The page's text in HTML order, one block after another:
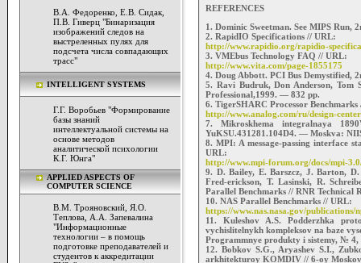
В.А. Федоренко, Е.В. Сидак,
П.В. Гиверц "Бинаризация
изображений следов на
выстреленных пулях для
подсчета числа совпадающих
трасс"
INTELLIGENT SYSTEMS
Г.Г. Воробьев "Формирование
базы знаний
интеллектуальной системы на
основе методов
аналитической психологии
К.Г. Юнга"
APPLIED ASPECTS OF
COMPUTER SCIENCE
В.М. Трояновский, Я.О.
Теплова, А.А. Запевалина
"Информационные
технологии – в помощь
подготовке преподавателей и
студентов к аккредитации
REFERENCES
1. Dominic Sweetman. See MIPS
2. RapidIO Specifications // URL:
http://www.rapidio.org/rapidio-
3. VMEbus Technology FAQ // URL:
http://www.vita.com/page-1855175
4. Doug Abbott. PCI Bus Demystified,
5. Ravi Budruk, Don Anderson, Tom
Professional,1999. — 832 pp.
6. TigerSHARC Processor
http://www.analog.com/ru/design-
7. Mikroskhema integralnaya
YuKSU.431281.104D4. — Moskva:
8. MPI: A message-passing interface
URL:
http://www.mpi-forum.org/docs/mpi-
9. D. Bailey, E. Barszcz, J. Barton,
Fred-erickson, T. Lasinski, R.
Parallel Benchmarks // RNR Technical
10. NAS Parallel Benchmarks // URL:
https://www.nas.nasa.gov/publications/
11. Kuleshov A.S. Podderzhka
vychislitelnykh kompleksov na baze
Programmnye produkty i sistemy, № 4,
12. Bobkov S.G., Aryashev S.I.,
arkhitekturoy KOMDIV // 6-oy